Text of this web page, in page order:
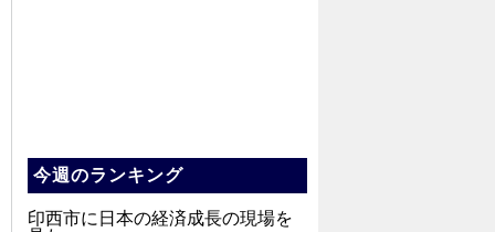
今週のランキング
印西市に日本の経済成長の現場を